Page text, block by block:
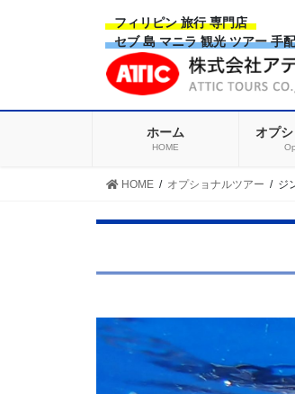
フィリピン 旅行 専門店
セブ 島 マニラ 観光 ツアー
ホーム
HOME
オプ
HOME オプショナルツアー ジ